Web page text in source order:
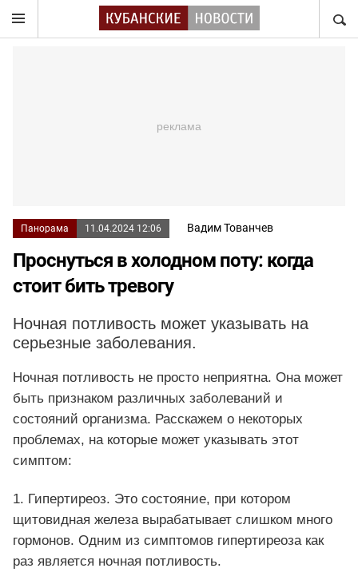
Панорама 11.04.2024 12:06 Вадим Тованчев
Проснуться в холодном поту: когда
стоит бить тревогу
Ночная потливость может указывать на
серьезные заболевания.
Ночная потливость не просто неприятна. Она может
быть признаком различных заболеваний и
состояний организма. Расскажем о некоторых
проблемах, на которые может указывать этот
симптом:
1. Гипертиреоз. Это состояние, при котором
щитовидная железа вырабатывает слишком много
гормонов. Одним из симптомов гипертиреоза как
раз является ночная потливость.